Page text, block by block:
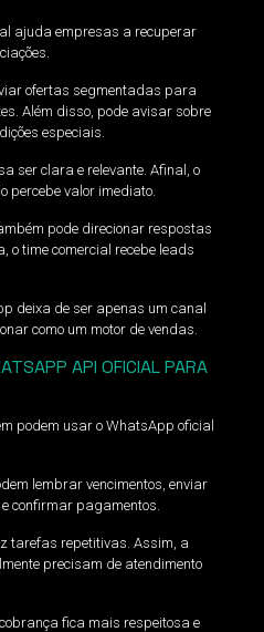
ajuda empresas a recuperar
ofertas segmentadas para
Além disso, pode avisar sobre
especiais.
ser clara e relevante. Afinal, o
percebe valor imediato.
pode direcionar respostas
o time comercial recebe leads
deixa de ser apenas um canal
como um motor de vendas.
API OFICIAL PARA
podem usar o WhatsApp oficial
lembrar vencimentos, enviar
confirmar pagamentos.
tarefas repetitivas. Assim, a
precisam de atendimento
fica mais respeitosa e